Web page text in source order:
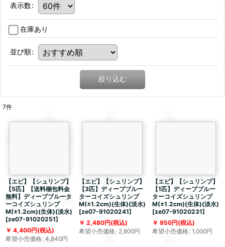
表示数:
在庫あり
並び順:
絞り込む
7件
【エビ】【シュリンプ】
【5匹】【送料梱包料金
無料】ディープブルータ
ーコイズシュリンプ
M(±1.2cm)(生体)(淡水)
[ze07-91020251]
4,400円(税込)
希望小売価格: 4,840円
【エビ】【シュリンプ】
【3匹】ディープブルー
ターコイズシュリンプ
M(±1.2cm)(生体)(淡水)
[ze07-91020241]
2,480円(税込)
希望小売価格: 2,800円
【エビ】【シュリンプ】
【1匹】ディープブルー
ターコイズシュリンプ
M(±1.2cm)(生体)(淡水)
[ze07-91020231]
950円(税込)
希望小売価格: 1,000円